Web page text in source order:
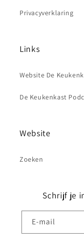
Privacyverklaring
Links
Website De
De Keukenkast
Website
Zoeken
Schrijf je
E‑mail